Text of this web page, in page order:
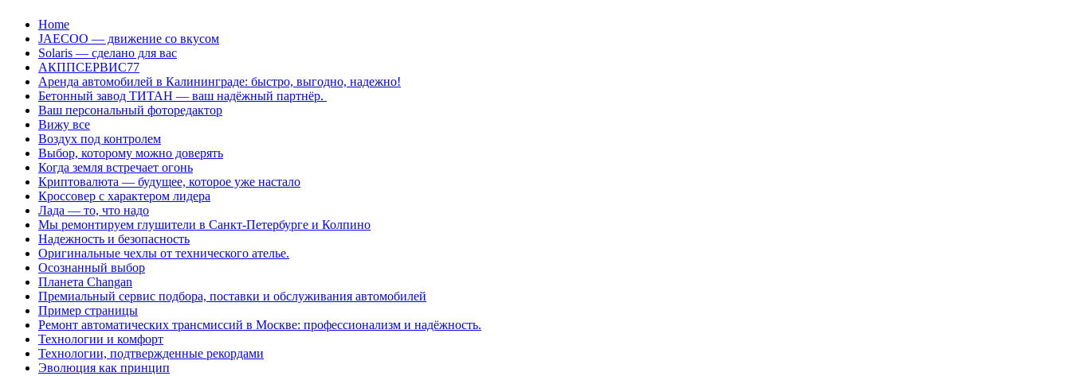
Перейти
содержанию
Home
JAECOO — движение со вкусом
Solaris — сделано для вас
АКППСЕРВИС77
Аренда автомобилей в Калининграде: быстро, выгодно, надежно!
Бетонный завод ТИТАН — ваш надёжный партнёр.
Ваш персональный фоторедактор
Вижу все
Воздух под контролем
Выбор, которому можно доверять
Когда земля встречает огонь
Криптовалюта — будущее, которое уже настало
Кроссовер с характером лидера
Лада — то, что надо
Мы ремонтируем глушители в Санкт-Петербурге и Колпино
Надежность и безопасность
Оригинальные чехлы от технического ателье.
Осознанный выбор
Планета Changan
Премиальный сервис подбора, поставки и обслуживания автомобилей
Пример страницы
Ремонт автоматических трансмиссий в Москве: профессионализм и надёжность.
Технологии и комфорт
Технологии, подтвержденные рекордами
Эволюция как принцип